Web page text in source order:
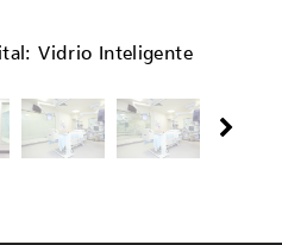
Vidrio Inteligente